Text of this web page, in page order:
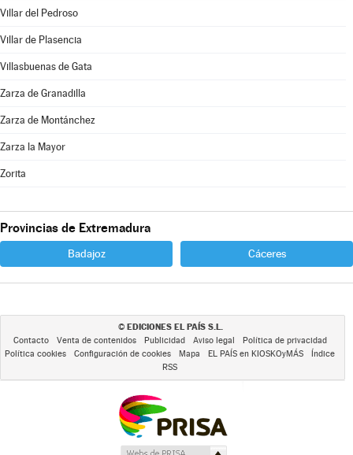
Villar del Pedroso
Villar de Plasencia
Villasbuenas de Gata
Zarza de Granadilla
Zarza de Montánchez
Zarza la Mayor
Zorita
Provincias de Extremadura
Badajoz Cáceres
© EDICIONES EL PAÍS S.L.
Contacto Venta de contenidos Publicidad Aviso legal
Política de privacidad
Política cookies
Configuración de cookies Mapa EL PAÍS en KIOSKOyMÁS
Índice
RSS